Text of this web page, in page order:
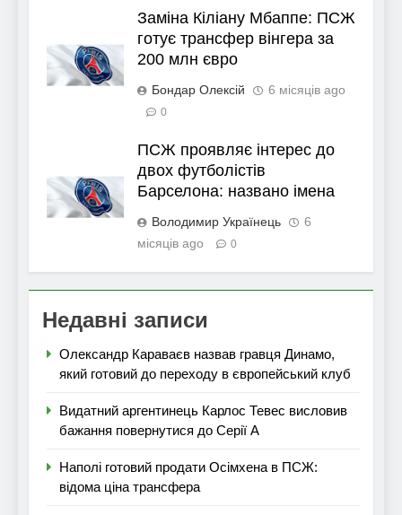
Заміна Кіліану Мбаппе: ПСЖ
готує трансфер вінгера за
200 млн євро
Бондар Олексій 6 місяців ago
0
ПСЖ проявляє інтерес до
двох футболістів
Барселона: названо імена
Володимир Українець
6
місяців ago
0
Недавні записи
Олександр Караваєв назвав гравця Динамо,
який готовий до переходу в європейський клуб
Видатний аргентинець Карлос Тевес висловив
бажання повернутися до Серії А
Наполі готовий продати Осімхена в ПСЖ:
відома ціна трансфера